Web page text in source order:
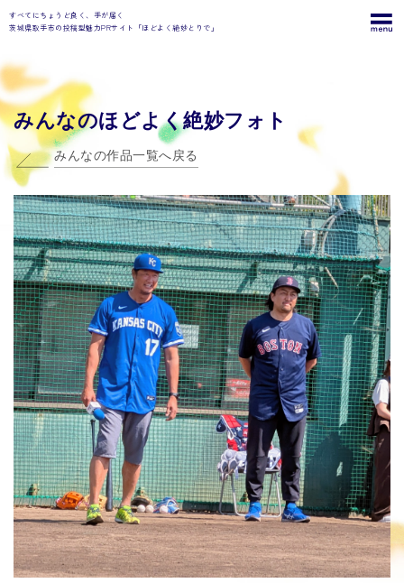
すべてにちょうど良く、手が届く
茨城県取手市の投稿型魅力PRサイト「ほどよく絶妙とりで」
みんなのほどよく絶妙フォト
みんなの作品一覧へ戻る